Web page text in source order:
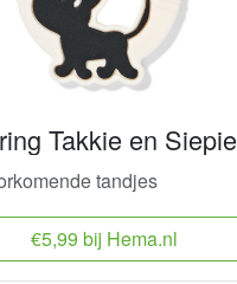
Takkie en Siepie
tandjes
€5,99 bij Hema.nl